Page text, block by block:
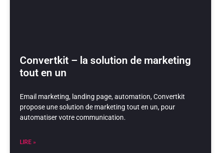
Convertkit – la solution de marketing
tout en un
Email marketing, landing page, automation, Convertkit
propose une solution de marketing tout en un, pour
automatiser votre communication.
LIRE »